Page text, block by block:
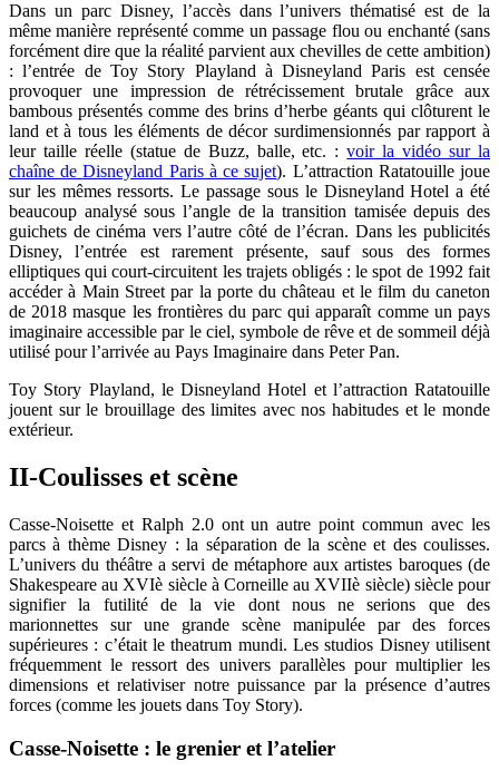
Dans un parc Disney, l’accès dans l’univers thématisé est de la
même manière représenté comme un passage flou ou enchanté (sans
forcément dire que la réalité parvient aux chevilles de cette ambition)
: l’entrée de Toy Story Playland à Disneyland Paris est censée
provoquer une impression de rétrécissement brutale grâce aux
bambous présentés comme des brins d’herbe géants qui clôturent le
land et à tous les éléments de décor surdimensionnés par rapport à
leur taille réelle (statue de Buzz, balle, etc. :voir la vidéo sur la
chaîne de Disneyland Paris à ce sujet). L’attraction Ratatouille joue
sur les mêmes ressorts. Le passage sous le Disneyland Hotel a été
beaucoup analysé sous l’angle de la transition tamisée depuis des
guichets de cinéma vers l’autre côté de l’écran. Dans les publicités
Disney, l’entrée est rarement présente, sauf sous des formes
elliptiques qui court-circuitent les trajets obligés : le spot de 1992 fait
accéder à Main Street par la porte du château et le film du caneton
de 2018 masque les frontières du parc qui apparaît comme un pays
imaginaire accessible par le ciel, symbole de rêve et de sommeil déjà
utilisé pour l’arrivée au Pays Imaginaire dans Peter Pan.
Toy Story Playland, le Disneyland Hotel et l’attraction Ratatouille
jouent sur le brouillage des limites avec nos habitudes et le monde
extérieur.
II-Coulisses et scène
Casse-Noisette et Ralph 2.0 ont un autre point commun avec les
parcs à thème Disney : la séparation de la scène et des coulisses.
L’univers du théâtre a servi de métaphore aux artistes baroques (de
Shakespeare au XVIè siècle à Corneille au XVIIè siècle) siècle pour
signifier la futilité de la vie dont nous ne serions que des
marionnettes sur une grande scène manipulée par des forces
supérieures : c’était le theatrum mundi. Les studios Disney utilisent
fréquemment le ressort des univers parallèles pour multiplier les
dimensions et relativiser notre puissance par la présence d’autres
forces (comme les jouets dans Toy Story).
Casse-Noisette : le grenier et l’atelier